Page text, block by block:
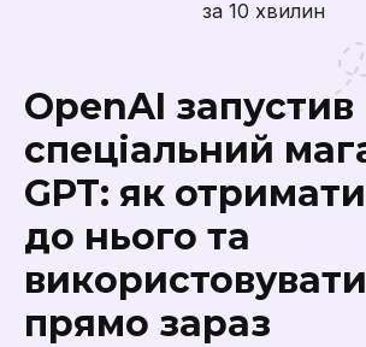
OpenAI запустив
спеціальний
GPT: як
до нього та
прямо зараз